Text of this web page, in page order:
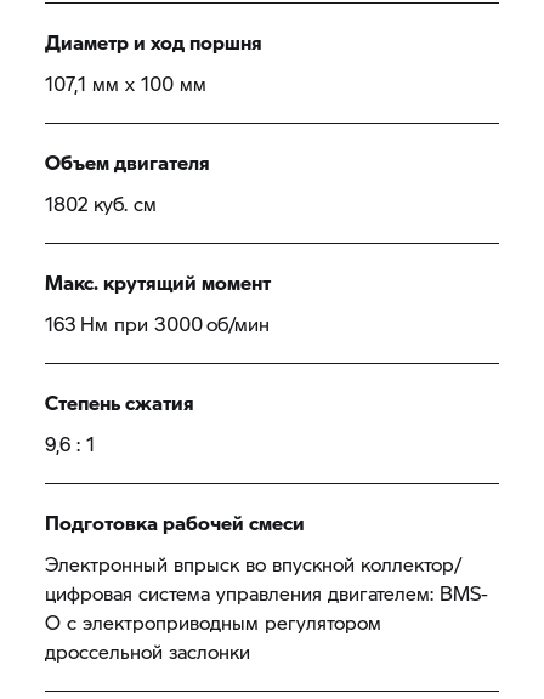
Диаметр и ход поршня
107,1 мм x 100 мм
Объем двигателя
1802 куб. см
Макс. крутящий момент
163 Нм при 3000 об/мин
Степень сжатия
9,6 : 1
Подготовка рабочей смеси
Электронный впрыск во впускной коллектор/
цифровая система управления двигателем: BMS-
O с электроприводным регулятором
дроссельной заслонки